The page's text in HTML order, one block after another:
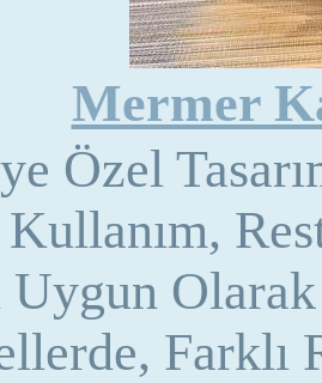
Mermer
Özel
Olarak
Farklı